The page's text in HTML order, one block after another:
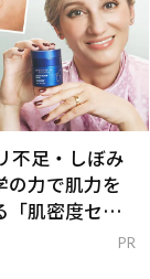
不足・しぼみ
の力で肌力を
「肌密度セラ
PR